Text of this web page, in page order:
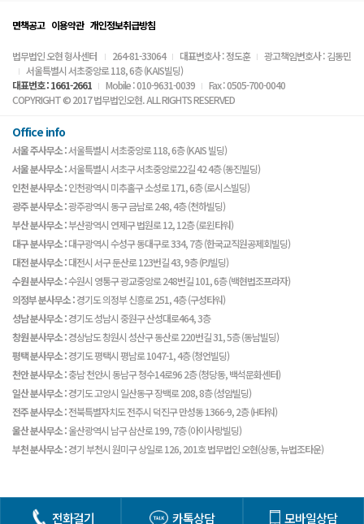
면책공고 이용약관 개인정보취급방침
법무법인 오현 형사센터 264-81-33064 대표변호사 : 정도훈
광고책임변호사 : 김동민
서울특별시 서초중앙로 118, 6층 (KAIS빌딩)
대표번호 : 1661-2661
Mobile : 010-9631-0039
Fax : 0505-700-0040
COPYRIGHT © 2017 법무법인오현. ALL RIGHTS RESERVED
Office info
서울 주사무소 :서울특별시 서초중앙로 118, 6층 (KAIS 빌딩)
서울 분사무소 :서울특별시 서초구 서초중앙로22길 42 4층 (동진빌딩)
인천 분사무소 :인천광역시 미추홀구 소성로 171, 6층 (로시스빌딩)
광주 분사무소 :광주광역시 동구 금남로 248, 4층 (천하빌딩)
부산 분사무소 :부산광역시 연제구 법원로 12, 12층 (로윈타워)
대구 분사무소 :대구광역시 수성구 동대구로 334, 7층 (한국교직원공제회빌딩)
대전 분사무소 :대전시 서구 둔산로 123번길 43, 9층 (PJ빌딩)
수원 분사무소 :수원시 영통구 광교중앙로 248번길 101, 6층 (백현법조프라자)
의정부 분사무소 :경기도 의정부 신흥로 251, 4층 (구성타워)
성남 분사무소 :경기도 성남시 중원구 산성대로464, 3층
창원 분사무소 :경상남도 창원시 성산구 동산로 220번길 31, 5층 (동남빌딩)
평택 분사무소 :경기도 평택시 평남로 1047-1, 4층 (청언빌딩)
천안 분사무소 :충남 천안시 동남구 청수14로96 2층 (청당동, 백석문화센터)
일산 분사무소 :경기도 고양시 일산동구 장백로 208, 8층 (성암빌딩)
전주 분사무소 :전북특별자치도 전주시 덕진구 만성동 1366-9, 2층 (H타워)
울산 분사무소 :울산광역시 남구 삼산로 199, 7층 (아이사랑빌딩)
부천 분사무소 :경기 부천시 원미구 상일로 126, 201호 법무법인 오현(상동, 뉴법조타운)
전화걸기 카톡상담 모바일상담